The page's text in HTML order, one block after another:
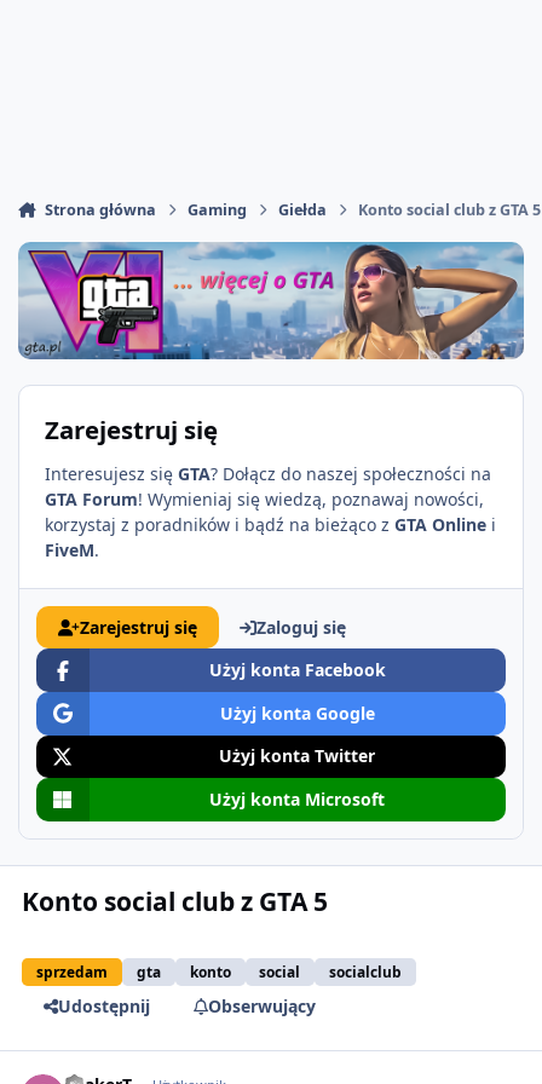
Strona główna Gaming Giełda Konto social club z GTA 5
Zarejestruj się
Interesujesz się GTA? Dołącz do naszej społeczności na
GTA Forum! Wymieniaj się wiedzą, poznawaj nowości,
korzystaj z poradników i bądź na bieżąco z GTA Online i
FiveM.
Zarejestruj się
Zaloguj się
Użyj konta Facebook
Użyj konta Google
Użyj konta Twitter
Użyj konta Microsoft
Konto social club z GTA 5
sprzedam gta konto social socialclub
Udostępnij Obserwujący